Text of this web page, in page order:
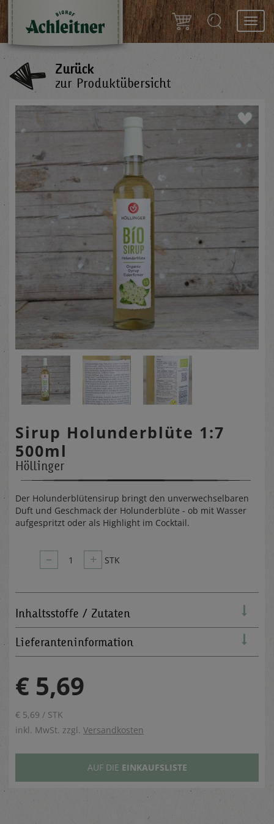
Zurück
zur Produktübersicht
Sirup Holunderblüte 1:7
500ml
Höllinger
Der Holunderblütensirup bringt den unverwechselbaren
Duft und Geschmack der Holunderblüte - ob mit Wasser
aufgespritzt oder als Highlight im Cocktail.
– 1 + STK
Inhaltsstoffe / Zutaten
Lieferanteninformation
€ 5,69
€ 5,69 / STK
inkl. MwSt. zzgl. Versandkosten
AUF DIE EINKAUFSLISTE